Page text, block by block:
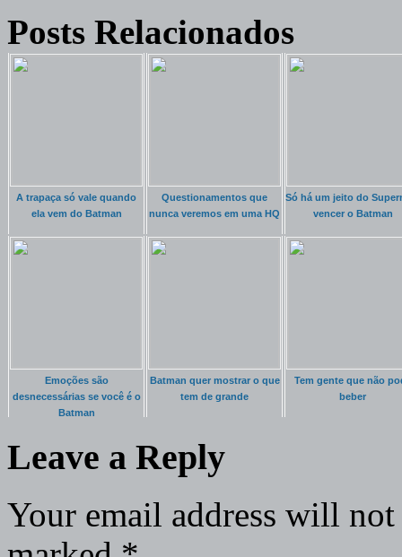
Posts Relacionados
A trapaça só vale quando
ela vem do Batman
Questionamentos que
nunca veremos em uma HQ
Só há um jeito do
vencer o Batman
Emoções são
desnecessárias se você é o
Batman
Batman quer mostrar o que
tem de grande
Tem gente que não
beber
Leave a Reply
Your email address will